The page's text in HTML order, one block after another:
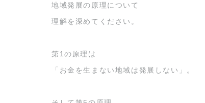
地域発展の原理について
理解を深めてください。
第1の原理は
「お金を生まない地域は発展しない」。